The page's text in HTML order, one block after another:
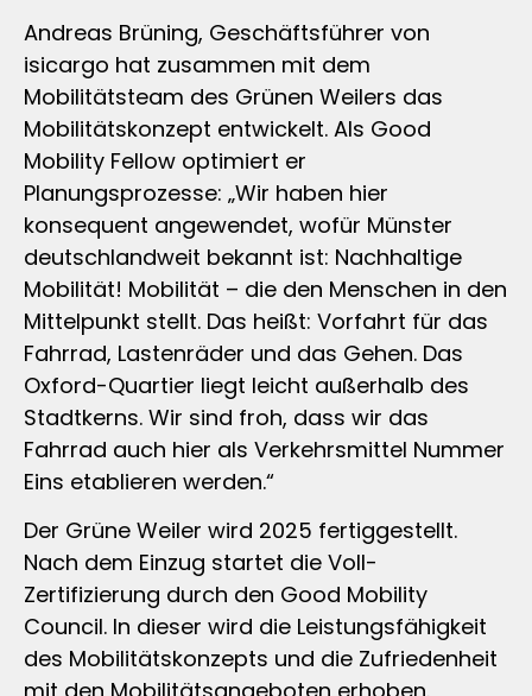
Andreas Brüning, Geschäftsführer von
isicargo hat zusammen mit dem
Mobilitätsteam des Grünen Weilers das
Mobilitätskonzept entwickelt. Als Good
Mobility Fellow optimiert er
Planungsprozesse: „Wir haben hier
konsequent angewendet, wofür Münster
deutschlandweit bekannt ist: Nachhaltige
Mobilität! Mobilität – die den Menschen in den
Mittelpunkt stellt. Das heißt: Vorfahrt für das
Fahrrad, Lastenräder und das Gehen. Das
Oxford-Quartier liegt leicht außerhalb des
Stadtkerns. Wir sind froh, dass wir das
Fahrrad auch hier als Verkehrsmittel Nummer
Eins etablieren werden.“
Der Grüne Weiler wird 2025 fertiggestellt.
Nach dem Einzug startet die Voll-
Zertifizierung durch den Good Mobility
Council. In dieser wird die Leistungsfähigkeit
des Mobilitätskonzepts und die Zufriedenheit